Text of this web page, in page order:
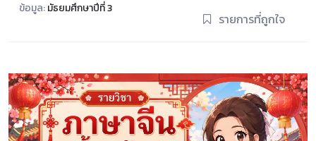
ข้อมูล:มัธยมศึกษาปีที่ 3
รายการที่ถูกใจ